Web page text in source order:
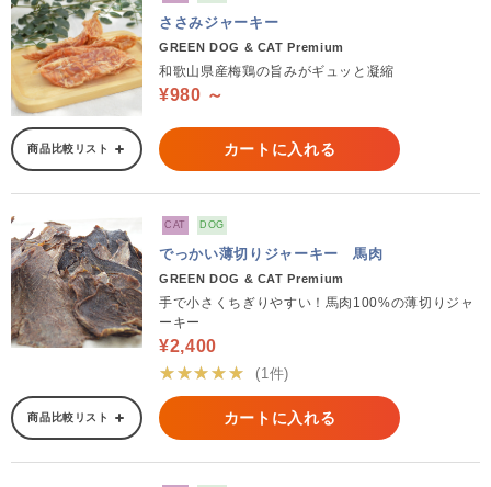
ささみジャーキー
GREEN DOG & CAT Premium
和歌山県産梅鶏の旨みがギュッと凝縮
¥980 ～
商品比較リスト カートに入れる
CAT DOG
でっかい薄切りジャーキー 馬肉
GREEN DOG & CAT Premium
手で小さくちぎりやすい！馬肉100%の薄切りジャ
ーキー
¥2,400
★★★★★
(1件)
商品比較リスト カートに入れる